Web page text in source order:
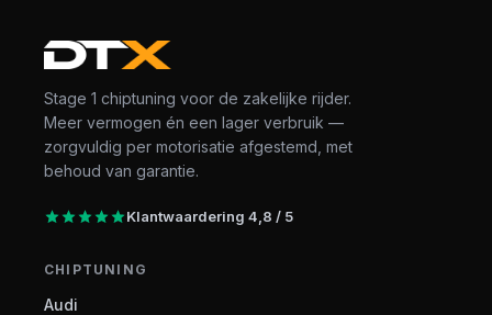
Stage 1 chiptuning voor de zakelijke rijder.
Meer vermogen én een lager verbruik —
zorgvuldig per motorisatie afgestemd, met
behoud van garantie.
Klantwaardering 4,8 / 5
CHIPTUNING
Audi